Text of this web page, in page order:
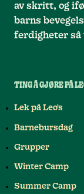
av skritt, og
barns
ferdigheter så
TING Å GJØRE PÅ
Lek på Leo's
Barnebursdag
Grupper
Winter Camp
Summer Camp